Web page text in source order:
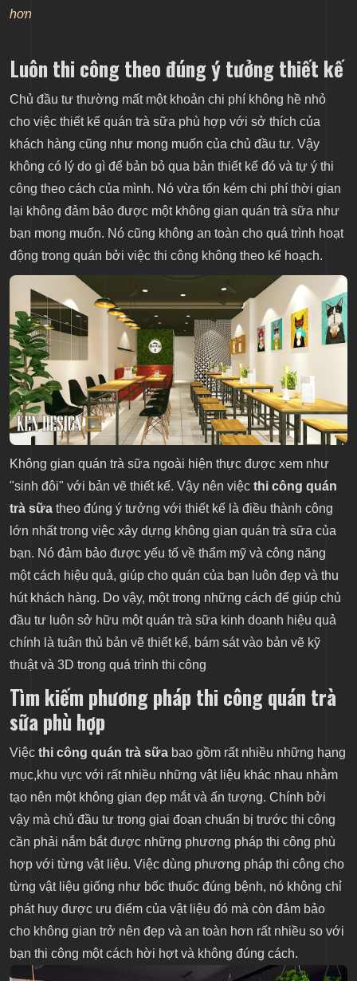
hơn
Luôn thi công theo đúng ý tưởng thiết kế
Chủ đầu tư thường mất một khoản chi phí không hề nhỏ
cho việc thiết kế quán trà sữa phù hợp với sở thích của
khách hàng cũng như mong muốn của chủ đầu tư. Vậy
không có lý do gì để bản bỏ qua bản thiết kế đó và tự ý thi
công theo cách của mình. Nó vừa tốn kém chi phí thời gian
lại không đảm bảo được một không gian quán trà sữa như
bạn mong muốn. Nó cũng không an toàn cho quá trình hoạt
động trong quán bởi việc thi công không theo kế hoạch.
Không gian quán trà sữa ngoài hiện thực được xem như
"sinh đôi" với bản vẽ thiết kế. Vậy nên việc thi công quán
trà sữa theo đúng ý tưởng với thiết kế là điều thành công
lớn nhất trong việc xây dựng không gian quán trà sữa của
bạn. Nó đảm bảo được yếu tố về thẩm mỹ và công năng
một cách hiệu quả, giúp cho quán của bạn luôn đẹp và thu
hút khách hàng. Do vậy, một trong những cách để giúp chủ
đầu tư luôn sở hữu một quán trà sữa kinh doanh hiệu quả
chính là tuân thủ bản vẽ thiết kế, bám sát vào bản vẽ kỹ
thuật và 3D trong quá trình thi công
Tìm kiếm phương pháp thi công quán trà
sữa phù hợp
Việc thi công quán trà sữa bao gồm rất nhiều những hạng
mục,khu vực với rất nhiều những vật liệu khác nhau nhằm
tạo nên một không gian đẹp mắt và ấn tượng. Chính bởi
vậy mà chủ đầu tư trong giai đoạn chuẩn bị trước thi công
cần phải nắm bắt được những phương pháp thi công phù
hợp với từng vật liệu. Việc dùng phương pháp thi công cho
từng vật liệu giống như bốc thuốc đúng bệnh, nó không chỉ
phát huy được ưu điểm của vật liệu đó mà còn đảm bảo
cho không gian trở nên đẹp và an toàn hơn rất nhiều so với
bạn thi công một cách hời hợt và không đúng cách.